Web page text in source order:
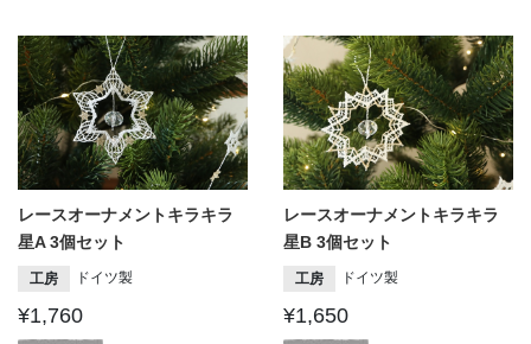
レースオーナメントキラキラ
星A 3個セット
工房 ドイツ製
¥1,760
レースオーナメントキラキラ
星B 3個セット
工房 ドイツ製
¥1,650